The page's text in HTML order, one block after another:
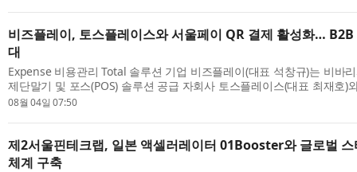
비즈플레이, 토스플레이스와 서울페이 QR 결제 활성화…
대
Expense 비용관리 Total 솔루션 기업 비즈플레이(대표 석창규)는 비바
제단말기 및 포스(POS) 솔루션 공급 자회사 토스플레이스(대표 최재호)
권 결제 서비스 활성화 및 기업 비용...
08월 04일 07:50
제2서울핀테크랩, 일본 액셀러레이터 01Booster와 글로벌
체계 구축